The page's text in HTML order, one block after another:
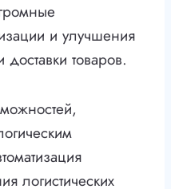
и улучшения
товаров.
логистических